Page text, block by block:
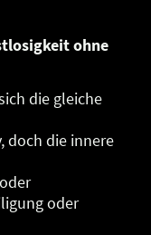
ohne
die gleiche
doch die innere
oder